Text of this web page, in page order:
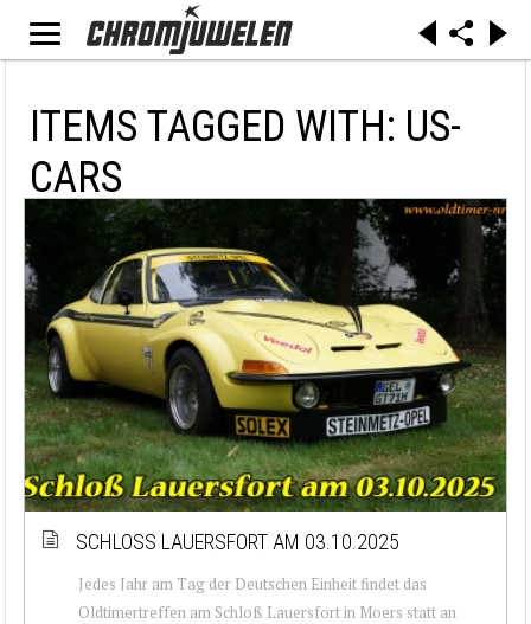
ITEMS TAGGED WITH: US-
CARS
SCHLOSS LAUERSFORT AM 03.10.2025
Jedes Jahr am Tag der Deutschen Einheit findet das
Oldtimertreffen am Schloß Lauersfort in Moers statt an